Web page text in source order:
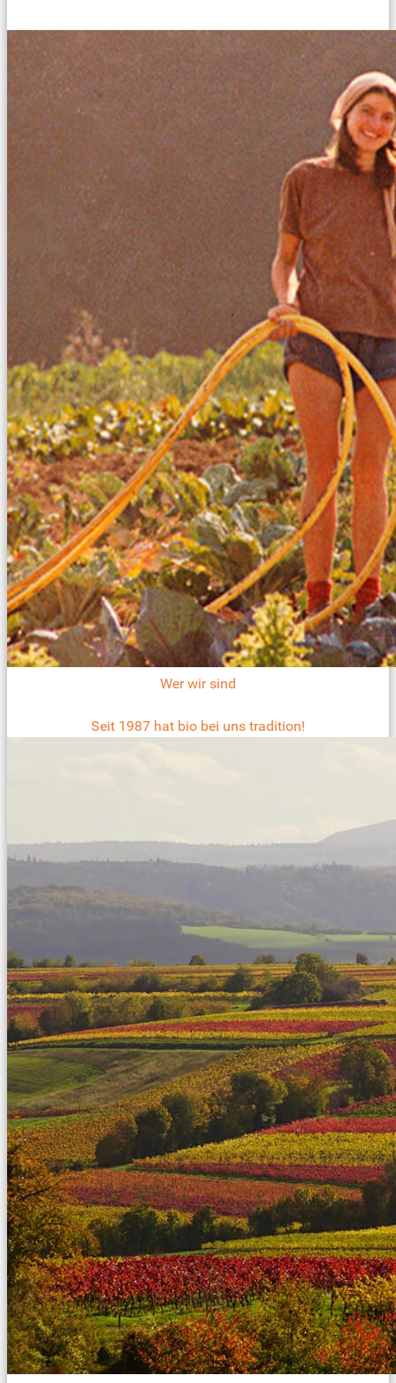
Wer wir sind
Seit 1987 hat bio bei uns tradition!